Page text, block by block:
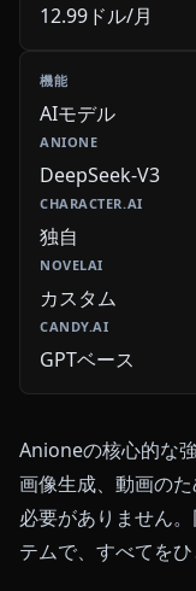
12.99ドル/月
AIモデル
DeepSeek-V3
独自
カスタム
GPTベース
Anioneの核心的な
画像生成、動画の
必要がありません
テムで、すべてをひ